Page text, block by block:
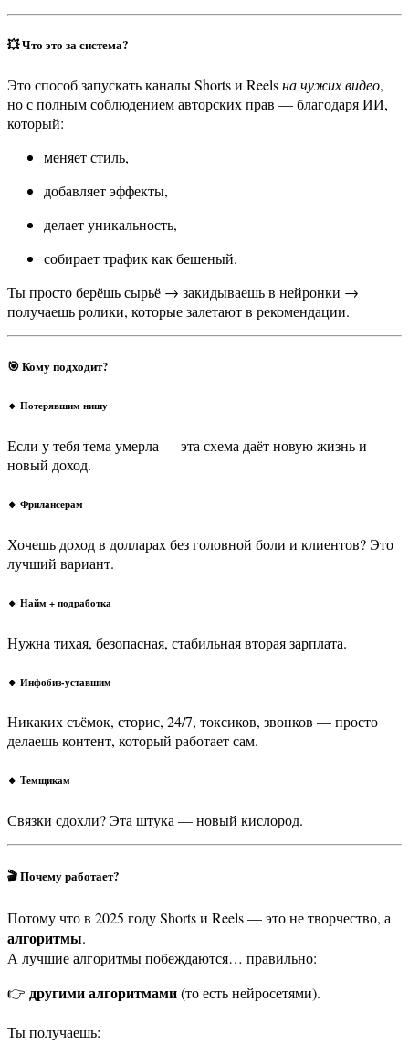
💥Что это за система?
Это способ запускать каналы Shorts и Reelsна чужих видео,
но с полным соблюдением авторских прав — благодаря ИИ,
который:
меняет стиль,
добавляет эффекты,
делает уникальность,
собирает трафик как бешеный.
Ты просто берёшь сырьё → закидываешь в нейронки →
получаешь ролики, которые залетают в рекомендации.
🎯Кому подходит?
🔸 Потерявшим нишу
Если у тебя тема умерла — эта схема даёт новую жизнь и
новый доход.
🔸 Фрилансерам
Хочешь доход в долларах без головной боли и клиентов? Это
лучший вариант.
🔸 Найм + подработка
Нужна тихая, безопасная, стабильная вторая зарплата.
🔸 Инфобиз-уставшим
Никаких съёмок, сторис, 24/7, токсиков, звонков — просто
делаешь контент, который работает сам.
🔸 Темщикам
Связки сдохли? Эта штука — новый кислород.
🎬Почему работает?
Потому что в 2025 году Shorts и Reels — это не творчество, а
алгоритмы.
А лучшие алгоритмы побеждаются… правильно:
👉 другими алгоритмами(то есть нейросетями).
Ты получаешь: